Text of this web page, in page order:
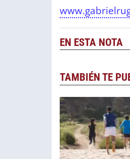
EN ESTA NOTA
TAMBIÉN TE